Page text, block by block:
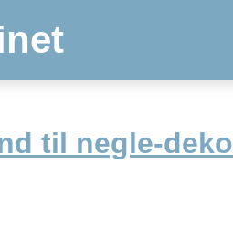
til negle-deko